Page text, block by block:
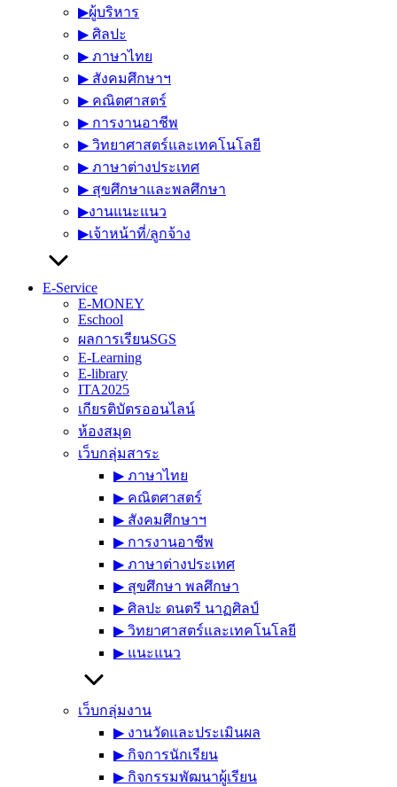
▶︎ผู้บริหาร
▶︎ ศิลปะ
▶︎ ภาษาไทย
▶︎ สังคมศึกษาฯ
▶︎ คณิตศาสตร์
▶︎ การงานอาชีพ
▶︎ วิทยาศาสตร์และเทคโนโลยี
▶︎ ภาษาต่างประเทศ
▶︎ สุขศึกษาและพลศึกษา
▶︎งานแนะแนว
▶︎เจ้าหน้าที่/ลูกจ้าง
E-Service
E-MONEY
Eschool
ผลการเรียนSGS
E-Learning
E-library
ITA2025
เกียรติบัตรออนไลน์
ห้องสมุด
เว็บกลุ่มสาระ
▶︎ ภาษาไทย
▶︎ คณิตศาสตร์
▶︎ สังคมศึกษาฯ
▶︎ การงานอาชีพ
▶︎ ภาษาต่างประเทศ
▶︎ สุขศึกษา พลศึกษา
▶︎ ศิลปะ ดนตรี นาฏศิลป์
▶︎ วิทยาศาสตร์และเทคโนโลยี
▶︎ แนะแนว
เว็บกลุ่มงาน
▶︎ งานวัดและประเมินผล
▶︎ กิจการนักเรียน
▶︎ กิจกรรมพัฒนาผู้เรียน